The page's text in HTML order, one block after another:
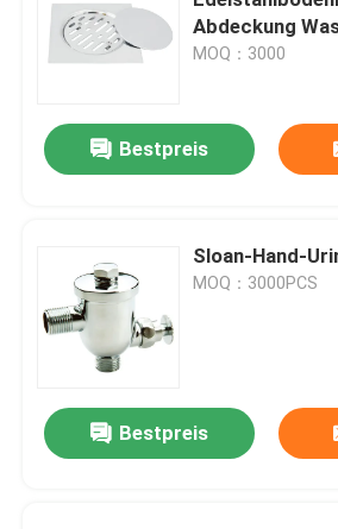
Abdeckung
Spülkorb
MOQ：3000
Bestpreis
Sloan-Hand-
MOQ：3000PCS
Bestpreis